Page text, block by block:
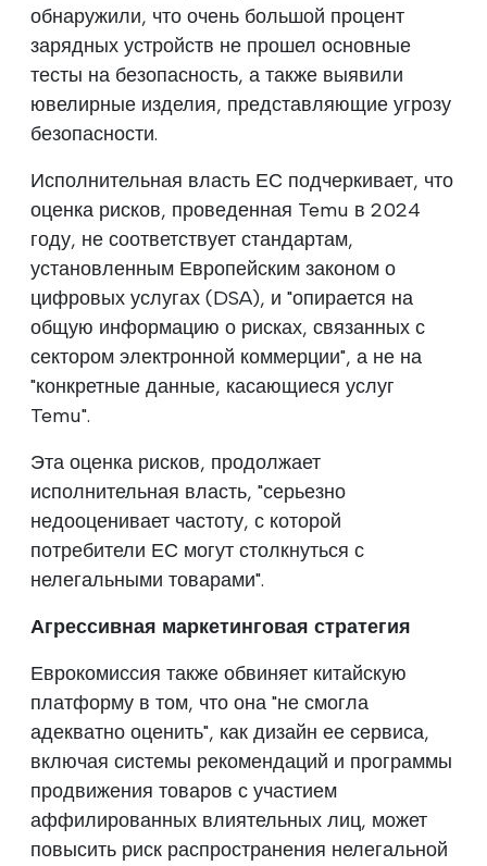
обнаружили, что очень большой процент
зарядных устройств не прошел основные
тесты на безопасность, а также выявили
ювелирные изделия, представляющие угрозу
безопасности.
Исполнительная власть ЕС подчеркивает, что
оценка рисков, проведенная Temu в 2024
году, не соответствует стандартам,
установленным Европейским законом о
цифровых услугах (DSA), и "опирается на
общую информацию о рисках, связанных с
сектором электронной коммерции", а не на
"конкретные данные, касающиеся услуг
Temu".
Эта оценка рисков, продолжает
исполнительная власть, "серьезно
недооценивает частоту, с которой
потребители ЕС могут столкнуться с
нелегальными товарами".
Агрессивная маркетинговая стратегия
Еврокомиссия также обвиняет китайскую
платформу в том, что она "не смогла
адекватно оценить", как дизайн ее сервиса,
включая системы рекомендаций и программы
продвижения товаров с участием
аффилированных влиятельных лиц, может
повысить риск распространения нелегальной